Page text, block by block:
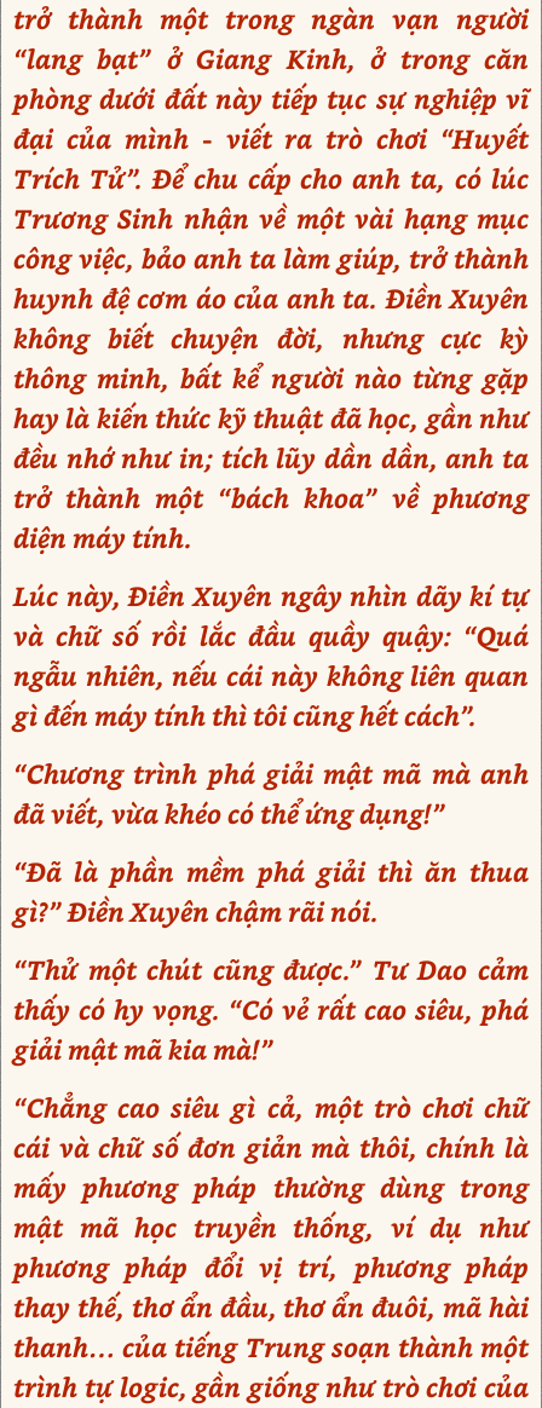
trở thành một trong ngàn vạn người
“lang bạt” ở Giang Kinh, ở trong căn
phòng dưới đất này tiếp tục sự nghiệp vĩ
đại của mình - viết ra trò chơi “Huyết
Trích Tử”. Để chu cấp cho anh ta, có lúc
Trương Sinh nhận về một vài hạng mục
công việc, bảo anh ta làm giúp, trở thành
huynh đệ cơm áo của anh ta. Điền Xuyên
không biết chuyện đời, nhưng cực kỳ
thông minh, bất kể người nào từng gặp
hay là kiến thức kỹ thuật đã học, gần như
đều nhớ như in; tích lũy dần dần, anh ta
trở thành một “bách khoa” về phương
diện máy tính.
Lúc này, Điền Xuyên ngây nhìn dãy kí tự
và chữ số rồi lắc đầu quầy quậy: “Quá
ngẫu nhiên, nếu cái này không liên quan
gì đến máy tính thì tôi cũng hết cách”.
“Chương trình phá giải mật mã mà anh
đã viết, vừa khéo có thể ứng dụng!”
“Đã là phần mềm phá giải thì ăn thua
gì?” Điền Xuyên chậm rãi nói.
“Thử một chút cũng được.” Tư Dao cảm
thấy có hy vọng. “Có vẻ rất cao siêu, phá
giải mật mã kia mà!”
“Chẳng cao siêu gì cả, một trò chơi chữ
cái và chữ số đơn giản mà thôi, chính là
mấy phương pháp thường dùng trong
mật mã học truyền thống, ví dụ như
phương pháp đổi vị trí, phương pháp
thay thế, thơ ẩn đầu, thơ ẩn đuôi, mã hài
thanh… của tiếng Trung soạn thành một
trình tự logic, gần giống như trò chơi của